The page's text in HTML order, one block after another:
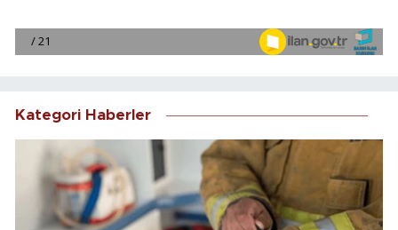
Kategori Haberler